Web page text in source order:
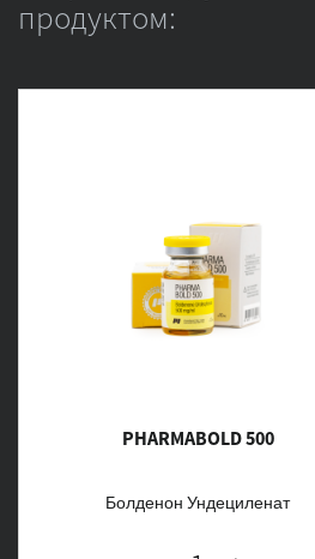
продуктом:
PHARMABOLD 500
Болденон Ундециленат